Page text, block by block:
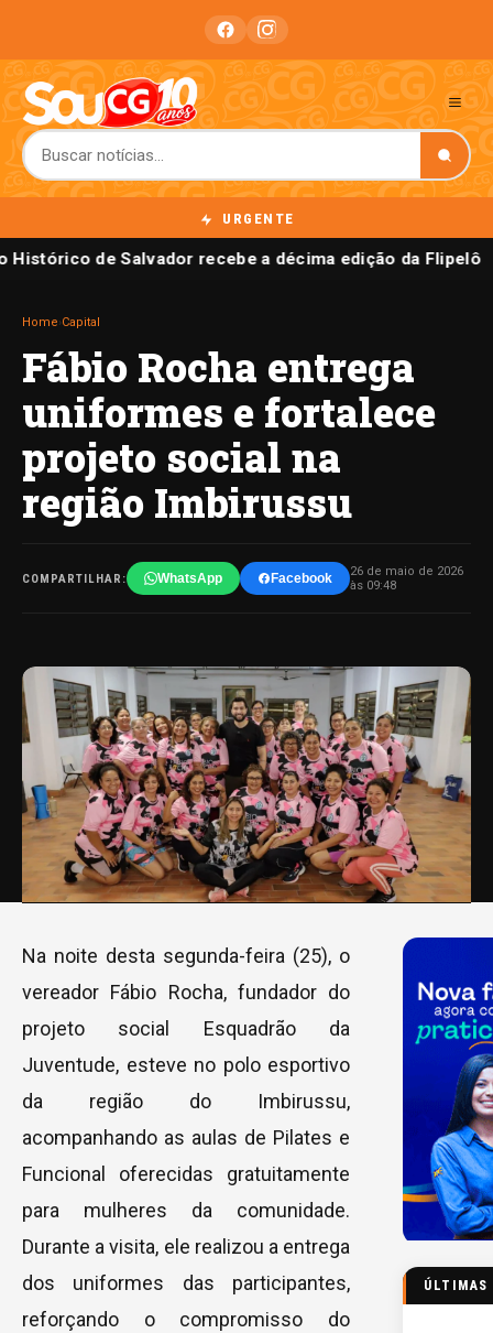
URGENTE
Histórico de Salvador recebe a décima edição da Flipelô
Home Capital
Fábio Rocha entrega
uniformes e fortalece
projeto social na
região Imbirussu
COMPARTILHAR: WhatsApp Facebook
26 de maio de 2026
às 09:48
Na noite desta segunda-feira (25), o
vereador Fábio Rocha, fundador do
projeto social Esquadrão da
Juventude, esteve no polo esportivo
da região do Imbirussu,
acompanhando as aulas de Pilates e
Funcional oferecidas gratuitamente
para mulheres da comunidade.
Durante a visita, ele realizou a entrega
dos uniformes das participantes,
reforçando o compromisso do